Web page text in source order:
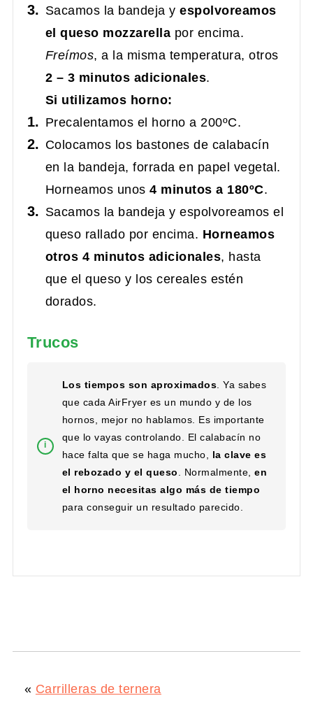
Sacamos la bandeja yespolvoreamos
el queso mozzarella por encima.
Freímos, a la misma temperatura, otros
2 – 3 minutos adicionales.
Si utilizamos horno:
Precalentamos el horno a 200ºC.
Colocamos los bastones de calabacín
en la bandeja, forrada en papel vegetal.
Horneamos unos4 minutos a 180ºC.
Sacamos la bandeja y espolvoreamos el
queso rallado por encima. Horneamos
otros 4 minutos adicionales, hasta
que el queso y los cereales estén
dorados.
Trucos
Los tiempos son aproximados . Ya sabes
que cada AirFryer es un mundo y de los
hornos, mejor no hablamos. Es importante
que lo vayas controlando. El calabacín no
hace falta que se haga mucho, la clave es
el rebozado y el queso . Normalmente,en
el horno necesitas algo más de tiempo
para conseguir un resultado parecido.
« Carrilleras de ternera